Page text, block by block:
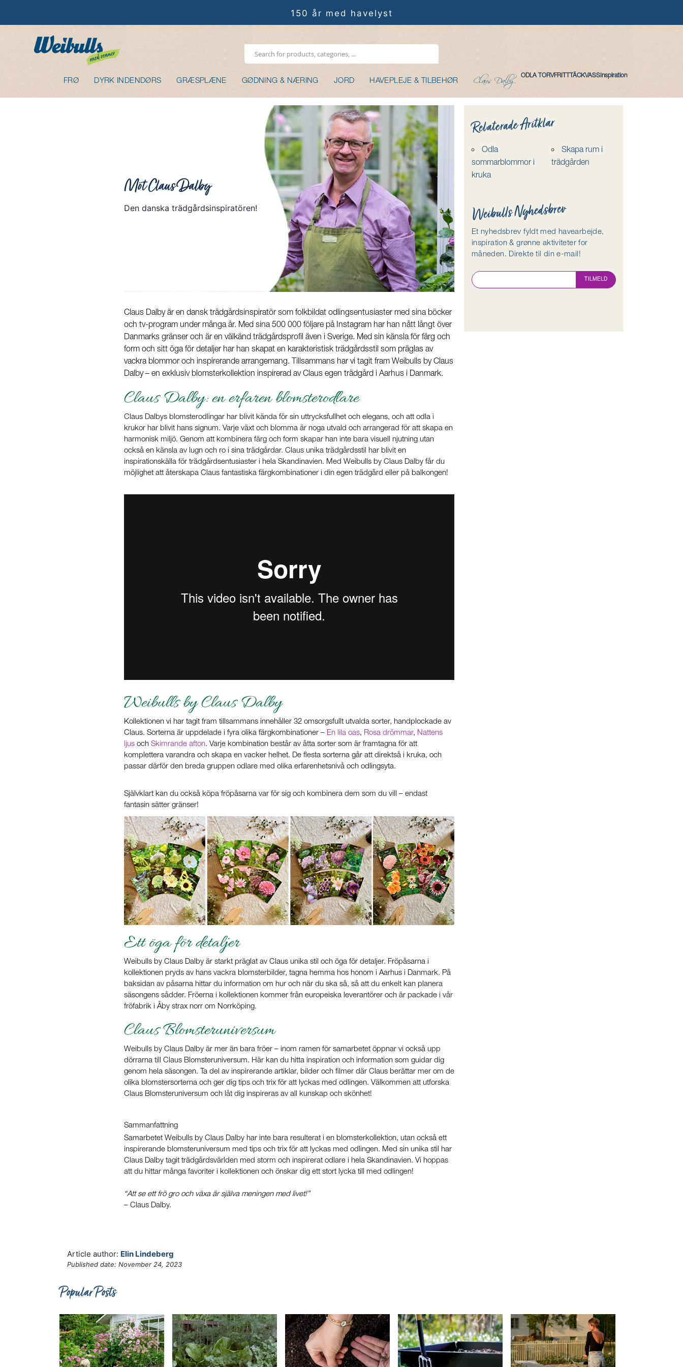
150 år med havelyst
FRØ DYRK INDENDØRS GRÆSPLÆNE GØDNING & NÆRING JORD HAVEPLEJE & TILBEHØR Claus Dalby ODLA TORVFRITT TÄCKVASSInspiration
Möt Claus Dalby
Den danska trädgårdsinspiratören!
Claus Dalby är en dansk trädgårdsinspiratör som folkbildat odlingsentusiaster med sina böcker
och tv-program under många år. Med sina 500 000 följare på Instagram har han nått långt över
Danmarks gränser och är en välkänd trädgårdsprofil även i Sverige. Med sin känsla för färg och
form och sitt öga för detaljer har han skapat en karakteristisk trädgårdsstil som präglas av
vackra blommor och inspirerande arrangemang. Tillsammans har vi tagit fram Weibulls by Claus
Dalby – en exklusiv blomsterkollektion inspirerad av Claus egen trädgård i Aarhus i Danmark.
Claus Dalby: en erfaren blomsterodlare
Claus Dalbys blomsterodlingar har blivit kända för sin uttrycksfullhet och elegans, och att odla i
krukor har blivit hans signum. Varje växt och blomma är noga utvald och arrangerad för att skapa en
harmonisk miljö. Genom att kombinera färg och form skapar han inte bara visuell njutning utan
också en känsla av lugn och ro i sina trädgårdar. Claus unika trädgårdsstil har blivit en
inspirationskälla för trädgårdsentusiaster i hela Skandinavien. Med Weibulls by Claus Dalby får du
möjlighet att återskapa Claus fantastiska färgkombinationer i din egen trädgård eller på balkongen!
Weibulls by Claus Dalby
Kollektionen vi har tagit fram tillsammans innehåller 32 omsorgsfullt utvalda sorter, handplockade av
Claus. Sorterna är uppdelade i fyra olika färgkombinationer – En lila oas, Rosa drömmar, Nattens
ljusochSkimrande afton. Varje kombination består av åtta sorter som är framtagna för att
komplettera varandra och skapa en vacker helhet. De flesta sorterna går att direktså i kruka, och
passar därför den breda gruppen odlare med olika erfarenhetsnivå och odlingsyta.
Självklart kan du också köpa fröpåsarna var för sig och kombinera dem som du vill – endast
fantasin sätter gränser!
Ett öga för detaljer
Weibulls by Claus Dalby är starkt präglat av Claus unika stil och öga för detaljer. Fröpåsarna i
kollektionen pryds av hans vackra blomsterbilder, tagna hemma hos honom i Aarhus i Danmark. På
baksidan av påsarna hittar du information om hur och när du ska så, så att du enkelt kan planera
säsongens sådder. Fröerna i kollektionen kommer från europeiska leverantörer och är packade i vår
fröfabrik i Åby strax norr om Norrköping.
Claus Blomsteruniversum
Weibulls by Claus Dalby är mer än bara fröer – inom ramen för samarbetet öppnar vi också upp
dörrarna till Claus Blomsteruniversum. Här kan du hitta inspiration och information som guidar dig
genom hela säsongen. Ta del av inspirerande artiklar, bilder och filmer där Claus berättar mer om de
olika blomstersorterna och ger dig tips och trix för att lyckas med odlingen. Välkommen att utforska
Claus Blomsteruniversum och låt dig inspireras av all kunskap och skönhet!
Sammanfattning
Samarbetet Weibulls by Claus Dalby har inte bara resulterat i en blomsterkollektion, utan också ett
inspirerande blomsteruniversum med tips och trix för att lyckas med odlingen. Med sin unika stil har
Claus Dalby tagit trädgårdsvärlden med storm och inspirerat odlare i hela Skandinavien. Vi hoppas
att du hittar många favoriter i kollektionen och önskar dig ett stort lycka till med odlingen!
“Att se ett frö gro och växa är själva meningen med livet!”
– Claus Dalby.
Relaterade Aritklar
Odla
sommarblommor i
kruka
Skapa rum i
trädgården
Weibulls Nyhedsbrev
Et nyhedsbrev fyldt med havearbejde,
inspiration & grønne aktiviteter for
måneden. Direkte til din e-mail!
TILMELD
Article author: Elin Lindeberg
Published date: November 24, 2023
Popular Posts